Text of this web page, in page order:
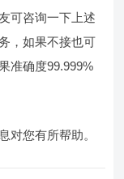
可咨询一下上述
，如果不接也可
准确度99.999%
对您有所帮助。